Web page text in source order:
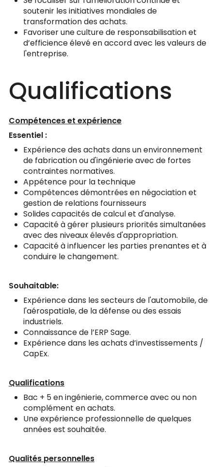
soutenir les initiatives mondiales de
transformation des achats.
Favoriser une culture de responsabilisation et
d’efficience élevé en accord avec les valeurs de
l'entreprise.
Qualifications
Compétences et expérience
Essentiel :
Expérience des achats dans un environnement
de fabrication ou d'ingénierie avec de fortes
contraintes normatives.
Appétence pour la technique
Compétences démontrées en négociation et
gestion de relations fournisseurs
Solides capacités de calcul et d'analyse.
Capacité à gérer plusieurs priorités simultanées
avec des niveaux élevés d'appropriation.
Capacité à influencer les parties prenantes et à
conduire le changement.
Souhaitable:
Expérience dans les secteurs de l'automobile, de
l'aérospatiale, de la défense ou des essais
industriels.
Connaissance de l’ERP Sage.
Expérience dans les achats d’investissements /
CapEx.
Qualifications
Bac + 5 en ingénierie, commerce avec ou non
complément en achats.
Une expérience professionnelle de quelques
années est souhaitée.
Qualités personnelles